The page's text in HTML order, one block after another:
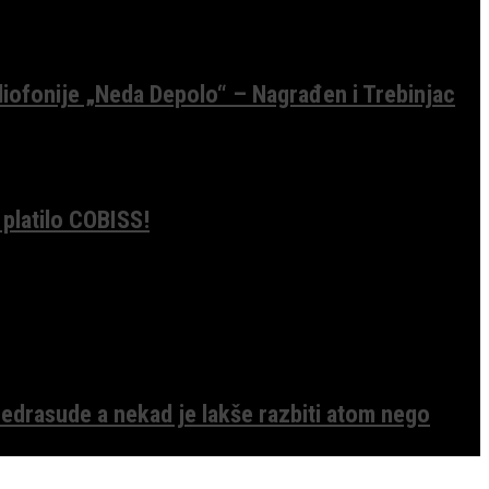
„Neda Depolo“ – Nagrađen i Trebinjac
COBISS!
a nekad je lakše razbiti atom nego